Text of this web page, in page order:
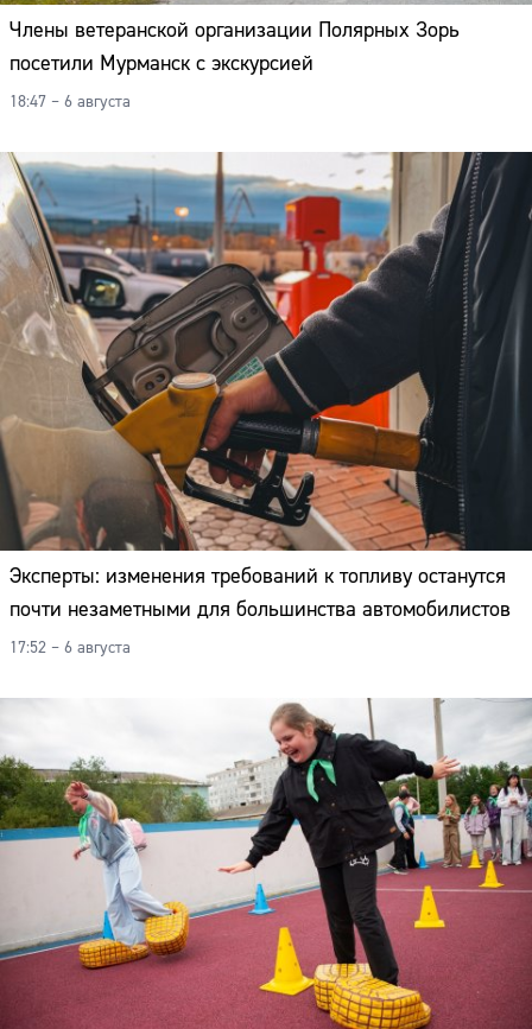
Члены ветеранской организации Полярных Зорь
посетили Мурманск с экскурсией
18:47 – 6 августа
Эксперты: изменения требований к топливу останутся
почти незаметными для большинства автомобилистов
17:52 – 6 августа